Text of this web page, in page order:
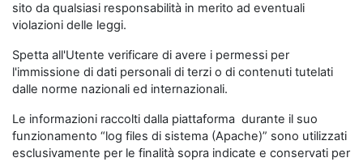
sito da qualsiasi responsabilità in merito ad eventuali
violazioni delle leggi.
Spetta all'Utente verificare di avere i permessi per
l'immissione di dati personali di terzi o di contenuti tutelati
dalle norme nazionali ed internazionali.
Le informazioni raccolti dalla piattaforma durante il suo
funzionamento “log files di sistema (Apache)” sono utilizzati
esclusivamente per le finalità sopra indicate e conservati per